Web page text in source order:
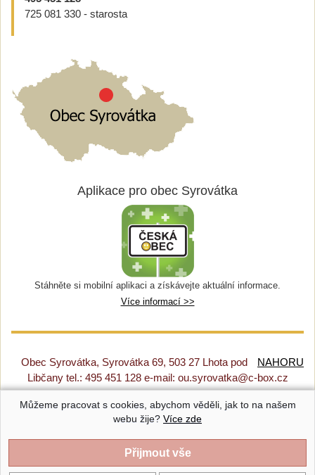
725 081 330 - starosta
Aplikace pro obec Syrovátka
Stáhněte si mobilní aplikaci a získávejte aktuální informace.
Více informací >>
NAHORU
Obec Syrovátka, Syrovátka 69, 503 27 Lhota pod
Libčany tel.: 495 451 128 e-mail: ou.syrovatka@c-box.cz
Prohlášení o přístupnosti|Původní web|Nastavení cookies
Syrovátka |Provozováno na systému CMS-OBCE | Vyrobil
Můžeme pracovat s cookies, abychom věděli, jak to na našem
webu žije? Více zde